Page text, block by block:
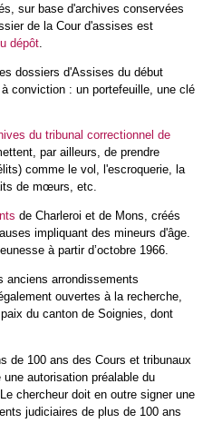
sur base d'archives conservées
de la Cour d'assises est
dépôt.
dossiers d'Assises du début
conviction : un portefeuille, une clé
du tribunal correctionnel de
par ailleurs, de prendre
comme le vol, l'escroquerie, la
de mœurs, etc.
de Charleroi et de Mons, créés
impliquant des mineurs d'âge.
à partir d’octobre 1966.
anciens arrondissements
ouvertes à la recherche,
du canton de Soignies, dont
de 100 ans des Cours et tribunaux
autorisation préalable du
chercheur doit en outre signer une
judiciaires de plus de 100 ans